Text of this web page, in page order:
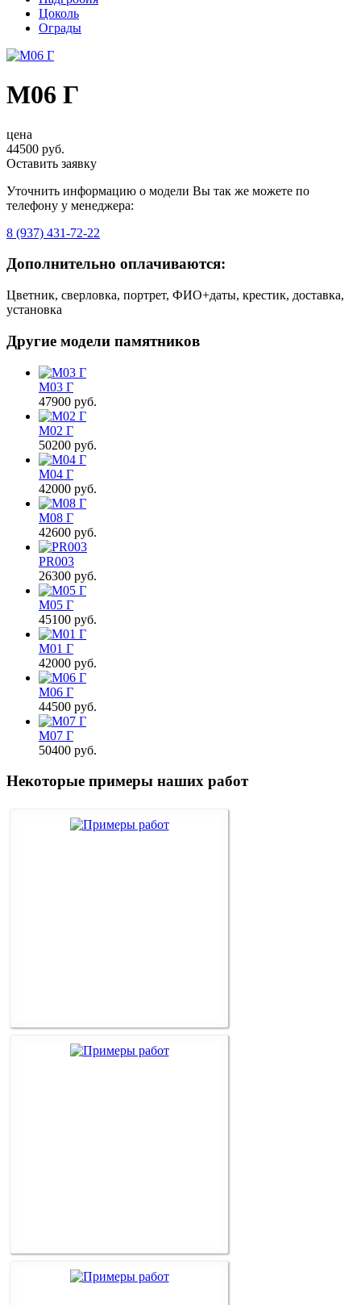
Цоколь
Ограды
М06 Г
цена
44500 руб.
Оставить заявку
Уточнить информацию о модели Вы так же можете по
телефону у менеджера:
8 (937) 431-72-22
Дополнительно оплачиваются:
Цветник, сверловка, портрет, ФИО+даты, крестик, доставка,
установка
Другие модели памятников
М03 Г
47900 руб.
М02 Г
50200 руб.
М04 Г
42000 руб.
М08 Г
42600 руб.
PR003
26300 руб.
М05 Г
45100 руб.
М01 Г
42000 руб.
М06 Г
44500 руб.
М07 Г
50400 руб.
Некоторые примеры наших работ